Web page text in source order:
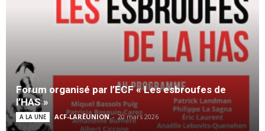
Forum organisé par l’ECF « Les esbroufes de
l’HAS »
A LA UNE ACF-LARÉUNION - 20 mars 2026